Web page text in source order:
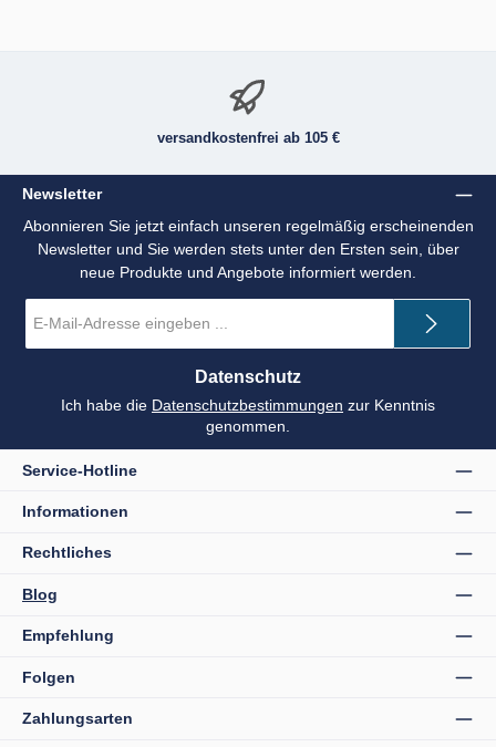
versandkostenfrei ab 105 €
Newsletter
Abonnieren Sie jetzt einfach unseren regelmäßig erscheinenden
Newsletter und Sie werden stets unter den Ersten sein, über
neue Produkte und Angebote informiert werden.
Mail-
*
Datenschutz
Ich habe die Datenschutzbestimmungen zur Kenntnis
genommen.
Service-Hotline
Informationen
Rechtliches
Blog
Empfehlung
Folgen
Zahlungsarten